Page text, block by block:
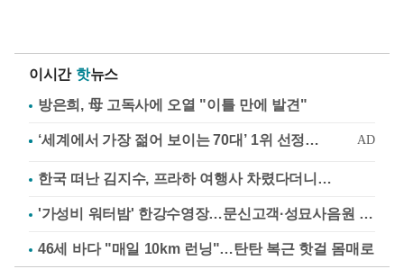
이시간 핫뉴스
방은희, 母 고독사에 오열 "이틀 만에 발견"
한국 떠난 김지수, 프라하 여행사 차렸다더니…
'가성비 워터밤' 한강수영장…문신고객·성묘사음원 민원
46세 바다 "매일 10km 런닝"…탄탄 복근 핫걸 몸매로